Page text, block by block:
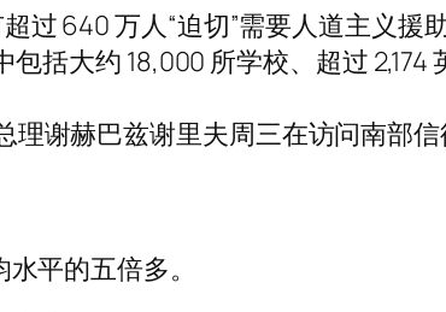
640 万人“迫切”需要人道主义援助
括大约 18,000 所学校、超过 2,174
理谢赫巴兹谢里夫周三在访问南部
平的五倍多。